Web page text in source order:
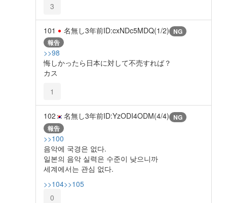
3
101 名無し3年前ID:cxNDc5MDQ(1/2) NG
報告
>>98
悔しかったら日本に対して不売すれば？
カス
1
102 名無し3年前ID:YzODI4ODM(4/4) NG
報告
>>100
음악에 국경은 없다.
일본의 음악 실력은 수준이 낮으니까
세계에서는 관심 없다.
>>104>>105
0